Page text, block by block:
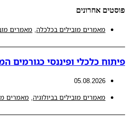
פוסטים אחרונים
מאמרים מובילים בכלכלה, מאמרים
פיתוח כלכלי ופיננסי כגורמים
05.08.2026
מאמרים מובילים בביולוגיה, מאמרים